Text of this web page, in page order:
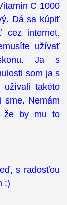
C 1000
Dá sa kúpiť
cez internet.
užívať
Ja s
som ja s
užívali takéto
sme. Nemám
že by mu to
s radosťou
:)